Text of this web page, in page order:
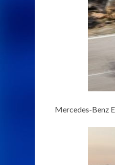
Mercedes-Benz